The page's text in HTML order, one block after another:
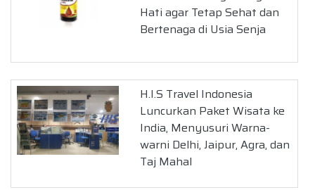
Hati agar Tetap Sehat dan
Bertenaga di Usia Senja
H.I.S Travel Indonesia
Luncurkan Paket Wisata ke
India, Menyusuri Warna-
warni Delhi, Jaipur, Agra, dan
Taj Mahal